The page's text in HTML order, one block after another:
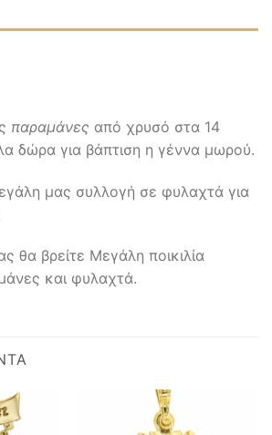
παραμάνες από χρυσό στα 14
δώρα για βάπτιση η γέννα μωρού.
μας συλλογή σε φυλαχτά για
θα βρείτε Μεγάλη ποικιλία
και φυλαχτά.